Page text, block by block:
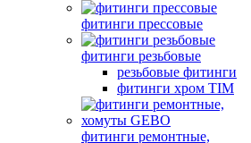
фитинги прессовые
фитинги резьбовые
резьбовые фитинги
фитинги хром TIM
фитинги ремонтные,